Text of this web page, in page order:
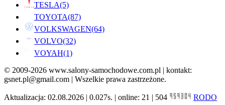
TESLA(5)
TOYOTA(87)
VOLKSWAGEN(64)
VOLVO(32)
VOYAH(1)
© 2009-2026 www.salony-samochodowe.com.pl | kontakt:
gsnet.pl@gmail.com | Wszelkie prawa zastrzeżone.
Aktualizacja: 02.08.2026 | 0.027s. | online: 21 | 504 RODO